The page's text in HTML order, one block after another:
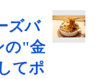
ズバ
の"金
てポ